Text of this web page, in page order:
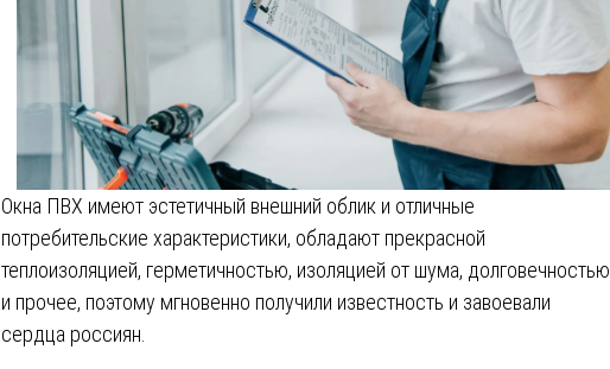
Окна ПВХ имеют эстетичный внешний облик и отличные
потребительские характеристики, обладают прекрасной
теплоизоляцией, герметичностью, изоляцией от шума, долговечностью
и прочее, поэтому мгновенно получили известность и завоевали
сердца россиян.